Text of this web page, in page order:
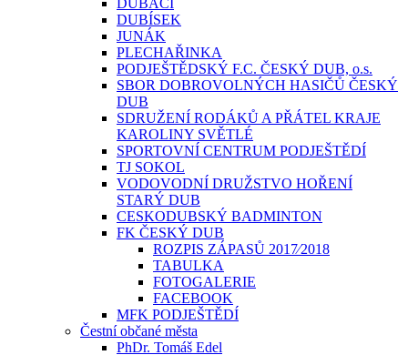
DUBÁCI
DUBÍSEK
JUNÁK
PLECHAŘINKA
PODJEŠTĚDSKÝ F.C. ČESKÝ DUB, o.s.
SBOR DOBROVOLNÝCH HASIČŮ ČESKÝ
DUB
SDRUŽENÍ RODÁKŮ A PŘÁTEL KRAJE
KAROLINY SVĚTLÉ
SPORTOVNÍ CENTRUM PODJEŠTĚDÍ
TJ SOKOL
VODOVODNÍ DRUŽSTVO HOŘENÍ
STARÝ DUB
CESKODUBSKÝ BADMINTON
FK ČESKÝ DUB
ROZPIS ZÁPASŮ 2017⁄2018
TABULKA
FOTOGALERIE
FACEBOOK
MFK PODJEŠTĚDÍ
Čestní občané města
PhDr. Tomáš Edel